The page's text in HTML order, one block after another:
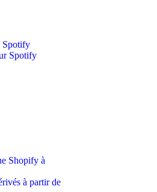
Spotify
Spotify
Shopify à
à partir de